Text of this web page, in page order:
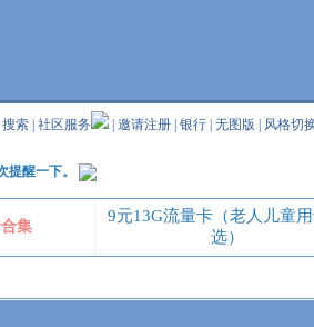
搜索| 社区服务 | 邀请注册| 银行 无图版 风格切
提醒一下。
集
9元13G流量卡（老人儿童
选）